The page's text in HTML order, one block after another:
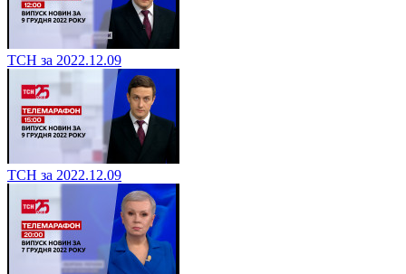
ТСН за 2022.12.09
ТСН за 2022.12.09